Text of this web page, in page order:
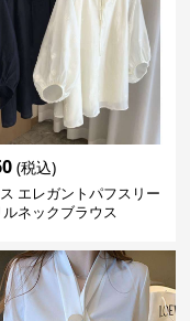
(税込)
エレガントパフスリー
ルネックブラウス